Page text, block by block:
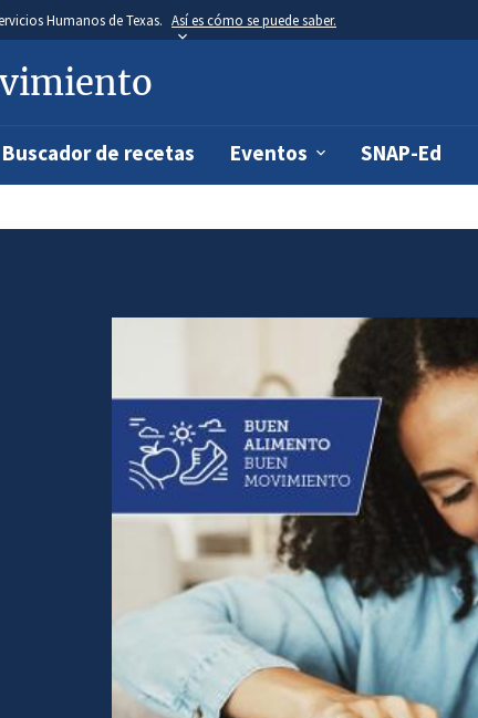
Skip
to
Humanos de Texas. Así es cómo se puede saber.
Buscador de recetas Eventos SNAP-Ed